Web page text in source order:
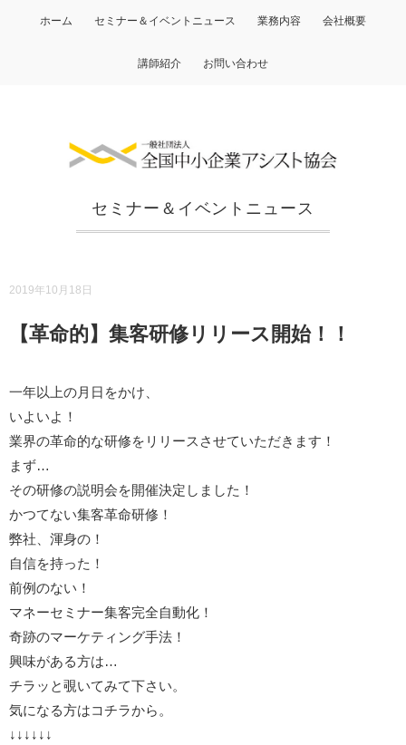
ホーム セミナー＆イベントニュース 業務内容 会社概要
講師紹介 お問い合わせ
セミナー＆イベントニュース
2019年10月18日
【革命的】集客研修リリース開始！！
一年以上の月日をかけ、
いよいよ！
業界の革命的な研修をリリースさせていただきます！
まず…
その研修の説明会を開催決定しました！
かつてない集客革命研修！
弊社、渾身の！
自信を持った！
前例のない！
マネーセミナー集客完全自動化！
奇跡のマーケティング手法！
興味がある方は…
チラッと覗いてみて下さい。
気になる方はコチラから。
↓↓↓↓↓↓